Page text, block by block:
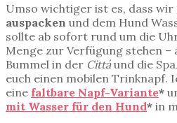
Umso wichtiger ist es, dass wir
auspacken und dem Hund
sollte ab sofort rund um die
Menge zur Verfügung stehen –
Bummel in der Cittáund die
euch einen mobilen Trinknapf.
eine faltbare Napf-Variante*
mit Wasser für den Hund* in